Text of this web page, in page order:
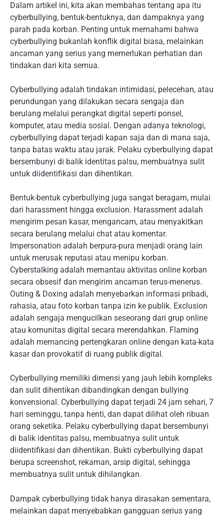
Dalam artikel ini, kita akan membahas tentang apa itu
cyberbullying, bentuk-bentuknya, dan dampaknya yang
parah pada korban. Penting untuk memahami bahwa
cyberbullying bukanlah konflik digital biasa, melainkan
ancaman yang serius yang memerlukan perhatian dan
tindakan dari kita semua.
Cyberbullying adalah tindakan intimidasi, pelecehan, atau
perundungan yang dilakukan secara sengaja dan
berulang melalui perangkat digital seperti ponsel,
komputer, atau media sosial. Dengan adanya teknologi,
cyberbullying dapat terjadi kapan saja dan di mana saja,
tanpa batas waktu atau jarak. Pelaku cyberbullying dapat
bersembunyi di balik identitas palsu, membuatnya sulit
untuk diidentifikasi dan dihentikan.
Bentuk-bentuk cyberbullying juga sangat beragam, mulai
dari harassment hingga exclusion. Harassment adalah
mengirim pesan kasar, mengancam, atau menyakitkan
secara berulang melalui chat atau komentar.
Impersonation adalah berpura-pura menjadi orang lain
untuk merusak reputasi atau menipu korban.
Cyberstalking adalah memantau aktivitas online korban
secara obsesif dan mengirim ancaman terus-menerus.
Outing & Doxing adalah menyebarkan informasi pribadi,
rahasia, atau foto korban tanpa izin ke publik. Exclusion
adalah sengaja mengucilkan seseorang dari grup online
atau komunitas digital secara merendahkan. Flaming
adalah memancing pertengkaran online dengan kata-kata
kasar dan provokatif di ruang publik digital.
Cyberbullying memiliki dimensi yang jauh lebih kompleks
dan sulit dihentikan dibandingkan dengan bullying
konvensional. Cyberbullying dapat terjadi 24 jam sehari, 7
hari seminggu, tanpa henti, dan dapat dilihat oleh ribuan
orang seketika. Pelaku cyberbullying dapat bersembunyi
di balik identitas palsu, membuatnya sulit untuk
diidentifikasi dan dihentikan. Bukti cyberbullying dapat
berupa screenshot, rekaman, arsip digital, sehingga
membuatnya sulit untuk dihilangkan.
Dampak cyberbullying tidak hanya dirasakan sementara,
melainkan dapat menyebabkan gangguan serius yang